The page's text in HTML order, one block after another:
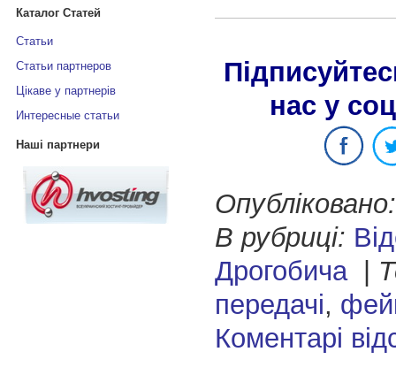
Каталог Статей
Статьи
Статьи партнеров
Цікаве у партнерів
Интересные статьи
Наші партнери
нас у
Опубліковано:
В рубриці:
Дрогобича|
передачі,
Коментарі